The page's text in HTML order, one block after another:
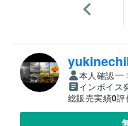
本人確認
インボイス
総販売実績0評